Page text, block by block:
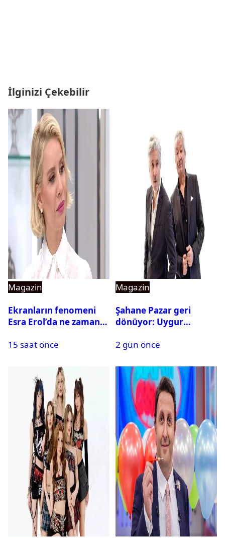
İlginizi Çekebilir
Magazin
Ekranların fenomeni
Esra Erol’da ne zaman
15 saat önce
Magazin
Şahane Pazar geri
dönüyor: Uygur
açıklama geldi
2 gün önce